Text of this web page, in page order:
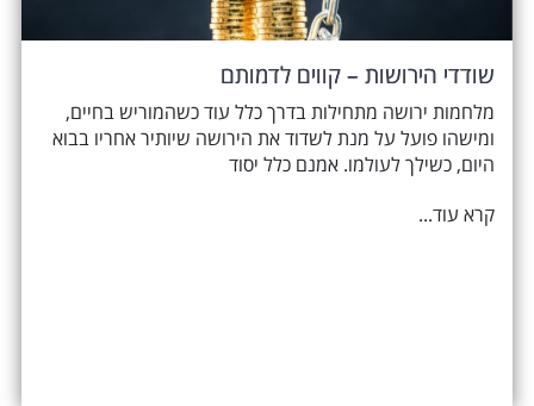
שודדי הירושות – קווים לדמותם
מלחמות ירושה מתחילות בדרך כלל עוד כשהמוריש בחיים,
ומישהו פועל על מנת לשדוד את הירושה שיותיר אחריו בבוא
היום, כשילך לעולמו. אמנם כלל יסוד
קרא עוד...